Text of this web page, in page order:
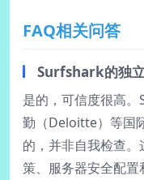
FAQ相关问答
Surfshark的独
是的，可信度很高
勤（Deloitte）等国
的，并非自我检查。
策、服务器安全配